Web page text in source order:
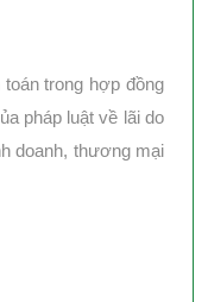
trong hợp đồng
pháp luật về lãi do
doanh, thương mại